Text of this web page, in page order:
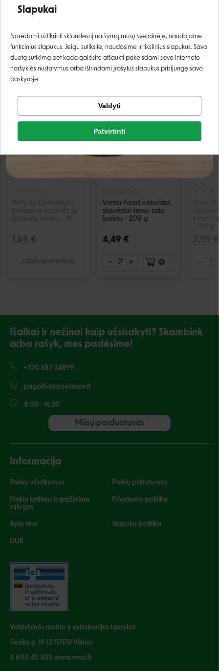
Rašyti atsiliepimą
Vector Food natūralūs
skanėstai šerno oda
šunims - 200 g
4,49 €
Kimo
mėsos
Rašyti atsiliepimą
Išalkai ir nežinai kaip užsisakyti? Skambink
arba rašyk, mes padėsime!
+370 687 34899
pagalba@zoobaze.lt
8:00 - 16:30
Mūsų parduotuvės
Informacija
Prekių užsakymas Prekių pristatymas
Prekių keitimo ir grąžinimo
sąlygos
Privatumo politika
Apie mus Slapukų politika
DUK
Valstybinės maisto ir veterinarijos tarnyba
Siesikų g. 19 LT-07170 Vilnius
8 800 40 403 www.vmvt.lt
Registruotis
Facebook
Negalite prisijungti prie paskyros?
Slapukai
Norėdami užtikrinti sklandesnį naršymą mūsų svetainėje, naudojame
funkcinius slapukus. Jeigu sutiksite, naudosime ir tikslinius slapukus. Savo
duotą sutikimą bet kada galėsite atšaukti pakeisdami savo interneto
naršyklės nustatymus arba ištrindami įrašytus slapukus prisijungę savo
paskyroje.
Valdyti
Patvirtinti